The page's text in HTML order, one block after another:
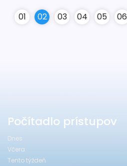
01 02 03 04 05 06
Počítadlo prístupov
Dnes
Včera
Tento týždeň